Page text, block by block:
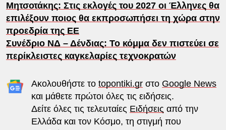
Μητσοτάκης: Στις εκλογές του 2027 οι Έλληνες θα
επιλέξουν ποιος θα εκπροσωπήσει τη χώρα στην
προεδρία της ΕΕ
Συνέδριο ΝΔ – Δένδιας: Το κόμμα δεν πιστεύει σε
περίκλειστες καγκελαρίες τεχνοκρατών
Ακολουθήστε το topontiki.grστο Google News
και μάθετε πρώτοι όλες τις ειδήσεις.
Δείτε όλες τις τελευταίες Ειδήσεις από την
Ελλάδα και τον Κόσμο, τη στιγμή που